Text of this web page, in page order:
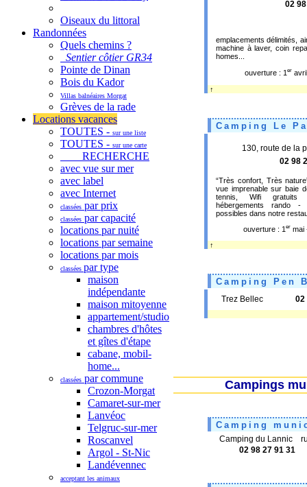
Oiseaux du littoral
Randonnées
Quels chemins ?
Sentier côtier GR34
Pointe de Dinan
Bois du Kador
Villas balnéaires Morgat
Grèves de la rade
Locations vacances
TOUTES - sur une liste
TOUTES - sur une carte
RECHERCHE
avec vue sur mer
avec label
avec Internet
classées par prix
classées par capacité
locations par nuité
locations par semaine
locations par mois
classées par type
maison
indépendante
maison mitoyenne
appartement/studio
chambres d'hôtes
et gîtes d'étape
cabane, mobil-
home...
classées par commune
Crozon-Morgat
Camaret-sur-mer
Lanvéoc
Telgruc-sur-mer
Roscanvel
Argol - St-Nic
Landévennec
acceptant les animaux
02
emplacements délimités,
machine à laver, coin
homes...
ouverture : 1 er
↑
Camping Le
130, route de la
02 98
“Très confort, Très
vue imprenable sur baie
tennis, Wifi gratuits
hébergements rando -
possibles dans notre
ouverture : 1er mai
↑
Camping Pen
Trez Bellec 02
Campings
Camping
Camping du Lannic
02 98 27 91 31